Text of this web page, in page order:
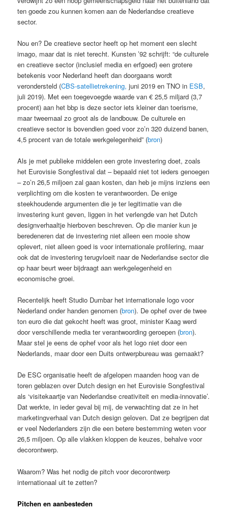
ten goede zou kunnen komen aan de Nederlandse creatieve
sector.
Nou en? De creatieve sector heeft op het moment een slecht
imago, maar dat is niet terecht. Kunsten ’92 schrijft: “de culturele
en creatieve sector (inclusief media en erfgoed) een grotere
betekenis voor Nederland heeft dan doorgaans wordt
verondersteld (CBS-satellietrekening, juni 2019 en TNO in ESB,
juli 2019). Met een toegevoegde waarde van € 25,5 miljard (3,7
procent) aan het bbp is deze sector iets kleiner dan toerisme,
maar tweemaal zo groot als de landbouw. De culturele en
creatieve sector is bovendien goed voor zo’n 320 duizend banen,
4,5 procent van de totale werkgelegenheid” (bron)
Als je met publieke middelen een grote investering doet, zoals
het Eurovisie Songfestival dat – bepaald niet tot ieders genoegen
– zo’n 26,5 miljoen zal gaan kosten, dan heb je mijns inziens een
verplichting om die kosten te verantwoorden. De enige
steekhoudende argumenten die je ter legitimatie van die
investering kunt geven, liggen in het verlengde van het Dutch
designverhaaltje hierboven beschreven. Op die manier kun je
beredeneren dat de investering niet alleen een mooie show
oplevert, niet alleen goed is voor internationale profilering, maar
ook dat de investering terugvloeit naar de Nederlandse sector die
op haar beurt weer bijdraagt aan werkgelegenheid en
economische groei.
Recentelijk heeft Studio Dumbar het internationale logo voor
Nederland onder handen genomen (bron). De ophef over de twee
ton euro die dat gekocht heeft was groot, minister Kaag werd
door verschillende media ter verantwoording geroepen (bron).
Maar stel je eens de ophef voor als het logo niet door een
Nederlands, maar door een Duits ontwerpbureau was gemaakt?
De ESC organisatie heeft de afgelopen maanden hoog van de
toren geblazen over Dutch design en het Eurovisie Songfestival
als ‘visitekaartje van Nederlandse creativiteit en media-innovatie’.
Dat werkte, in ieder geval bij mij, de verwachting dat ze in het
marketingverhaal van Dutch design geloven. Dat ze begrijpen dat
er veel Nederlanders zijn die een betere bestemming weten voor
26,5 miljoen. Op alle vlakken kloppen de keuzes, behalve voor
decorontwerp.
Waarom? Was het nodig de pitch voor decorontwerp
internationaal uit te zetten?
Pitchen en aanbesteden